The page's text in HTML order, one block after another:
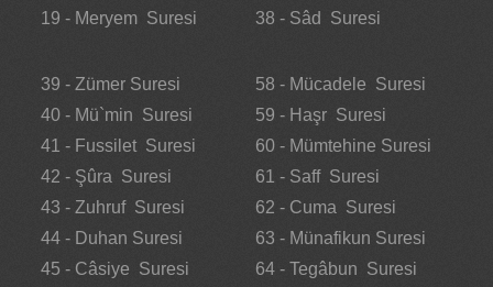
19 - Meryem Suresi
38 - Sâd Suresi
39 - Zümer Suresi
40 - Mü`min Suresi
41 - Fussilet Suresi
42 - Şûra Suresi
43 - Zuhruf Suresi
44 - Duhan Suresi
45 - Câsiye Suresi
58 - Mücadele Suresi
59 - Haşr Suresi
60 - Mümtehine Suresi
61 - Saff Suresi
62 - Cuma Suresi
63 - Münafikun Suresi
64 - Tegâbun Suresi